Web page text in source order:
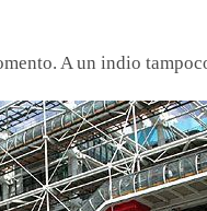
A un indio